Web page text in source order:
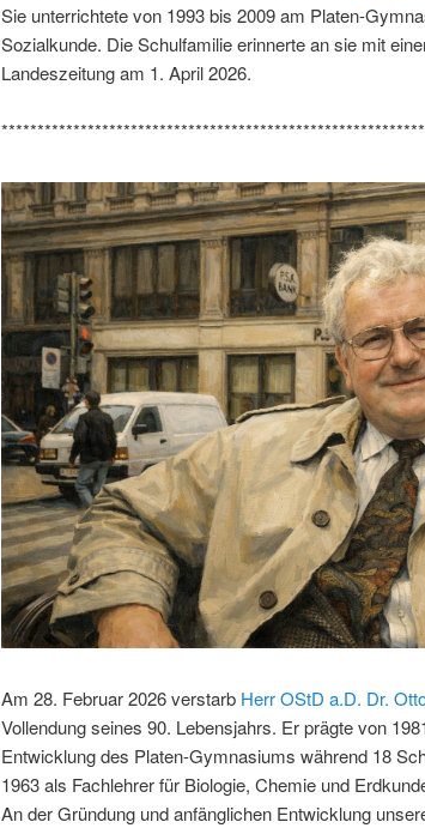
Sie unterrichtete von 1993 bis 2009 am Platen-
Sozialkunde. Die Schulfamilie erinnerte an sie mit
Landeszeitung am 1. April 2026.
Am 28. Februar 2026 verstarb Herr OStD a.D. Dr.
Vollendung seines 90. Lebensjahrs. Er prägte von
Entwicklung des Platen-Gymnasiums während 18
1963 als Fachlehrer für Biologie, Chemie und
An der Gründung und anfänglichen Entwicklung